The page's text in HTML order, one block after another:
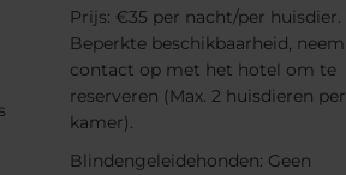
Prijs: €35 per nacht/per huisdier.
Beperkte beschikbaarheid, neem
contact op met het hotel om te
reserveren (Max. 2 huisdieren per
kamer).
Blindengeleidehonden: Geen